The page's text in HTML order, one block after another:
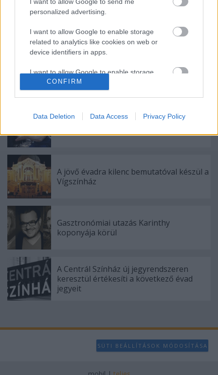
I want to allow Google to send me
personalized advertising.
I want to allow Google to enable storage
related to analytics like cookies on web or
device identifiers in apps.
I want to allow Google to enable storage
related to functionality of the website or app.
related to personalization.
I want to allow Google to enable storage
related to security, including authentication
functionality and fraud prevention, and other
user protection.
CONFIRM
Data Deletion Data Access Privacy Policy
Ajánlott bejegyzések:
Nagy sikerrel zárult a Veszprémi Petőfi
Színház érzékenyítő fesztiválja
A jövő évadra kilenc bemutatóval készül a
Vígszínház
Gasztronómiai utazás Karinthy
koponyája körül
A Centrál Színház új jegyrendszeren
keresztül értékesíti a következő évad
jegyeit
SÜTI BEÁLLÍTÁSOK MÓDOSÍTÁSA